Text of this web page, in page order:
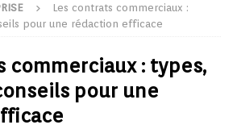
Les contrats commerciaux :
pour une rédaction efficace
commerciaux : types,
pour une